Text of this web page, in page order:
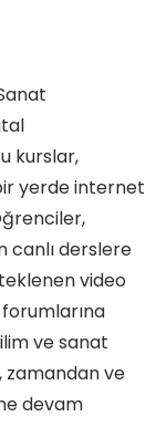
kurslar,
yerde internet
canlı derslere
video
ve sanat
zamandan ve
devam